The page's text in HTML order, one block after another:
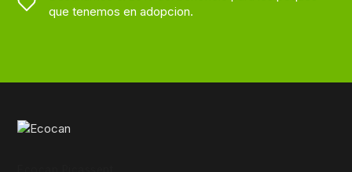
que tenemos en adopcion.